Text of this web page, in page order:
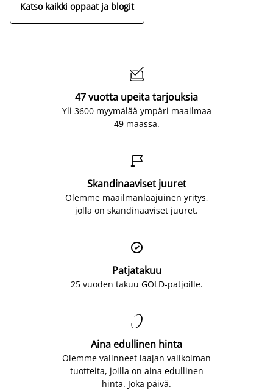
Katso kaikki oppaat ja blogit

47 vuotta upeita tarjouksia
Yli 3600 myymälää ympäri maailmaa
49 maassa.

Skandinaaviset juuret
Olemme maailmanlaajuinen yritys,
jolla on skandinaaviset juuret.

Patjatakuu
25 vuoden takuu GOLD-patjoille.

Aina edullinen hinta
Olemme valinneet laajan valikoiman
tuotteita, joilla on aina edullinen
hinta. Joka päivä.